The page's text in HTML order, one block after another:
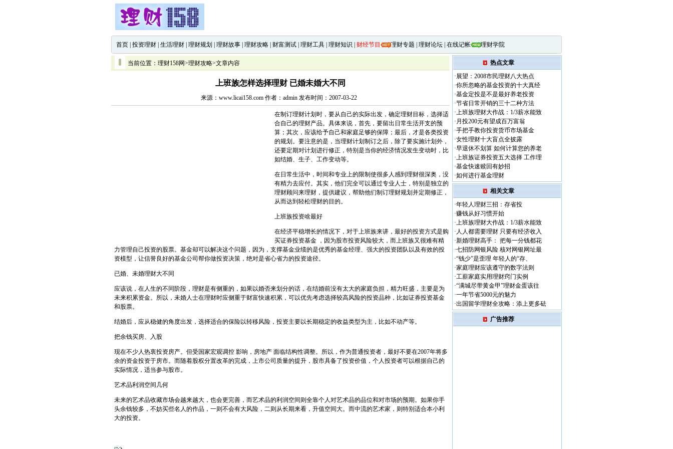
首页 投资理财 生活理财 理财规划 理财故事 理财攻略 财富测试 理财工具 理财知识 财经节目 |理财专题 理财论坛 在线记帐|理财学院
当前位置： 理财158网>理财攻略>文章内容
上班族怎样选择理财 已婚未婚大不同
来源：www.licai158.com 作者：admin 发布时间：2007-03-22
在制订理财计划时，要从自己的实际出发，确定理财目标，选择适
合自己的理财产品。具体来说，首先，要留出日常生活开支的预
算；其次，应该给予自己和家庭足够的保障；最后，才是各类投资
的规划。要注意的是，当理财计划制订之后，除了要实施计划外，
还要定期对计划进行修正，特别是当你的经济情况发生变动时，比
如结婚、生子、工作变动等。
在日常生活中，时间和专业上的限制使很多人感到理财很深奥，没
有精力去应付。其实，他们完全可以通过专业人士，特别是独立的
理财顾问来理财，提供建议，帮助他们制订理财规划并定期修正，
从而达到轻松理财的目的。
上班族投资啥最好
在经济平稳增长的情况下，对于上班族来讲，最好的投资方式是购
买证券投资基金 ，因为股市投资风险较大，而上班族又很难有精
力管理自己投资的股票。基金却可以解决这个问题，因为，支撑基金业绩的是优秀的基金经理、强大的投资团队以及有效的投
资模型，让信誉良好的基金公司帮你做投资决策，绝对是省心省力的投资途径。
已婚、未婚理财大不同
应该说，在人生的不同阶段，理财是有侧重的，如果以婚否来划分的话，在结婚前没有太大的家庭负担，精力旺盛，主要是为
未来积累资金。所以，未婚人士在理财时应侧重于财富快速积累，可以优先考虑选择较高风险的投资品种，比如证券投资基金
和股票。
结婚后，应从稳健的角度出发，选择适合的保险以转移风险，投资主要以长期稳定的收益类型为主，比如不动产等。
把余钱买房、入股
现在不少人热衷投资房产。但受国家宏观调控 影响，房地产 面临结构性调整。所以，作为普通投资者，最好不要在2007年将多
余的资金投资于房市。而随着股权分置改革的完成，上市公司质量的提升，股市具备了投资价值，个人投资者可以根据自己的
实际情况，适当参与股市。
艺术品利润空间几何
未来的艺术品收藏市场会越来越大，也会更完善，而艺术品的利润空间则全靠个人对艺术品的品位和对市场的预期。如果你手
头余钱较多，不妨买些名人的作品，一则不会有大风险，二则从长期来看，升值空间大。而中流的艺术家，则特别适合本小利
大的投资。
热点文章
·展望：2008市民理财八大热点
·你所忽略的基金投资的十大真经
·基金定投是不是最好养老投资
·节省日常开销的三十二种方法
·上班族理财大作战：1/3薪水能致
· 月投200元有望成百万富翁
·手把手教你投资货币市场基金
·女性理财十大盲点全披露
·早退休不划算 如何计算您的养老
·上班族证券投资五大选择 工作理
·基金快速赎回有妙招
·如何进行基金理财
相关文章
·年轻人理财三招：存省投
·赚钱从好习惯开始
·上班族理财大作战：1/3薪水能致
· 人人都需要理财 只要有经济收入
·新婚理财高手： 把每一分钱都花
·七招防网银风险 核对网银网址最
·“钱少”是歪理 年轻人的“存、
·家庭理财应该遵守的数字法则
·工薪家庭实用理财窍门实例
·“满城尽带黄金甲”理财金蛋该往
·一年节省5000元的魅力
·出国留学理财全攻略：添上更多砝
广告推荐